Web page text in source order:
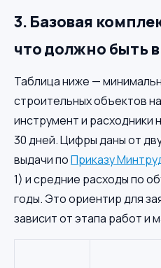
3. Базовая
что должно быть в
Таблица ниже —
строительных объектов
инструмент и расходники
30 дней. Цифры даны от
выдачи поПриказу
1) и средние расходы по
годы. Это ориентир для
зависит от этапа работ и